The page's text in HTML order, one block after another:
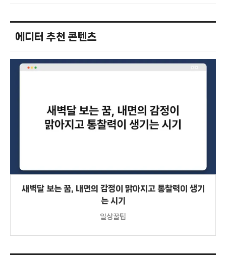
에디터 추천 콘텐츠
새벽달 보는 꿈, 내면의 감정이 맑아지고 통찰력이 생기
는 시기
일상꿀팁